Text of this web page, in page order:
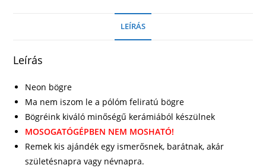
LEÍRÁS
Leírás
Neon bögre
Ma nem iszom le a pólóm feliratú bögre
Bögréink kiváló minőségű kerámiából készülnek
MOSOGATÓGÉPBEN NEM MOSHATÓ!
Remek kis ajándék egy ismerősnek, barátnak, akár
születésnapra vagy névnapra.